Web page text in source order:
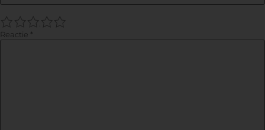
5
4
3
2
Reactie *